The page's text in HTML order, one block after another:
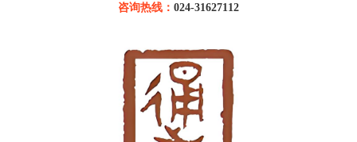
咨询热线： 024-31627112